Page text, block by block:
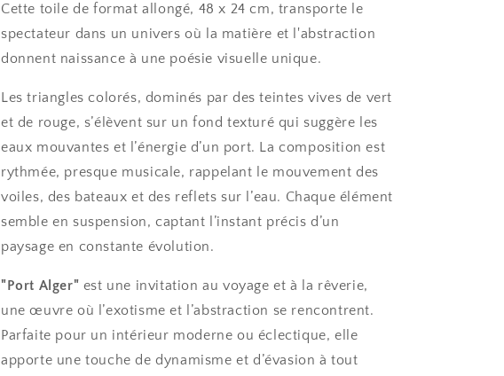
Cette toile de format allongé, 48 x 24 cm, transporte le
spectateur dans un univers où la matière et l'abstraction
donnent naissance à une poésie visuelle unique.
Les triangles colorés, dominés par des teintes vives de vert
et de rouge, s’élèvent sur un fond texturé qui suggère les
eaux mouvantes et l’énergie d’un port. La composition est
rythmée, presque musicale, rappelant le mouvement des
voiles, des bateaux et des reflets sur l’eau. Chaque élément
semble en suspension, captant l’instant précis d’un
paysage en constante évolution.
"Port Alger" est une invitation au voyage et à la rêverie,
une œuvre où l’exotisme et l’abstraction se rencontrent.
Parfaite pour un intérieur moderne ou éclectique, elle
apporte une touche de dynamisme et d’évasion à tout